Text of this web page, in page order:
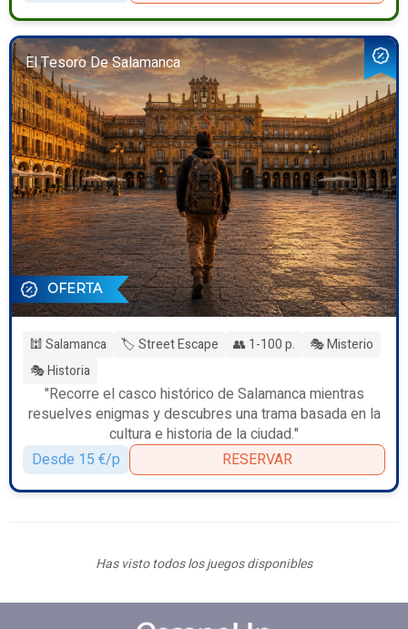
El Tesoro De Salamanca
OFERTA
🕍 Salamanca 🏷️ Street Escape 👥 1-100 p.
🎭 Misterio
🎭 Historia
"Recorre el casco histórico de Salamanca mientras
resuelves enigmas y descubres una trama basada en la
cultura e historia de la ciudad."
Desde 15 €/p
RESERVAR
Has visto todos los juegos disponibles